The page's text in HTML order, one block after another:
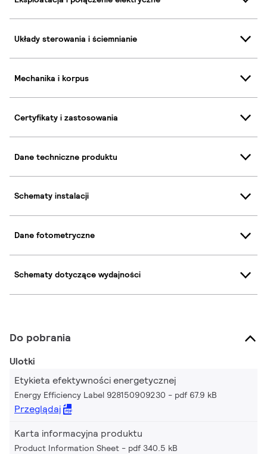
Układy sterowania i ściemnianie
Mechanika i korpus
Certyfikaty i zastosowania
Dane techniczne produktu
Schematy instalacji
Dane fotometryczne
Schematy dotyczące wydajności
Do pobrania
Ulotki
Etykieta efektywności energetycznej
Energy Efficiency Label 928150909230 pdf 67.9 kB
Przeglądaj
Karta informacyjna produktu
Product Information Sheet pdf 340.5 kB